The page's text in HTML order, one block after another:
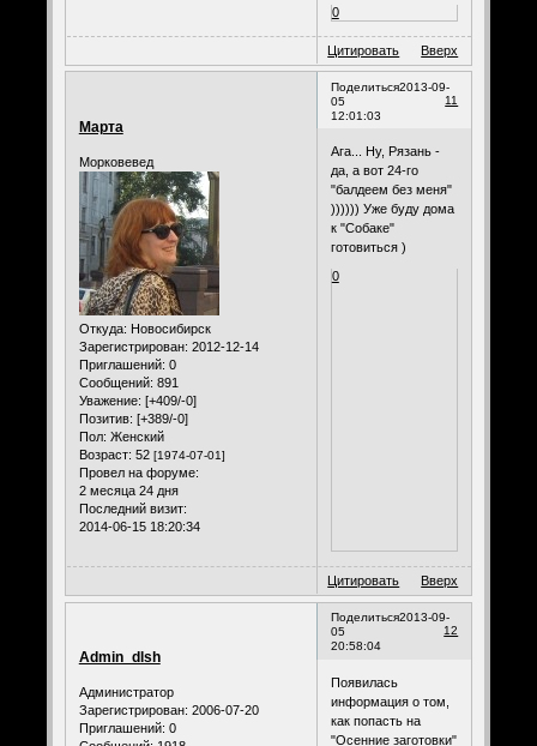
0
Цитировать Вверх
Поделиться
11
2013-09-
05
12:01:03
Марта
Морковевед
Откуда: Новосибирск
Зарегистрирован: 2012-12-14
Приглашений: 0
Сообщений: 891
Уважение: [+409/-0]
Позитив: [+389/-0]
Пол: Женский
Возраст: 52 [1974-07-01]
Провел на форуме:
2 месяца 24 дня
Последний визит:
2014-06-15 18:20:34
Ага... Ну, Рязань -
да, а вот 24-го
"балдеем без меня"
)))))) Уже буду дома
к "Собаке"
готовиться )
0
Цитировать Вверх
Поделиться
12
2013-09-
05
20:58:04
Admin_dlsh
Администратор
Зарегистрирован: 2006-07-20
Приглашений: 0
Появилась
информация о том,
как попасть на
"Осенние заготовки"